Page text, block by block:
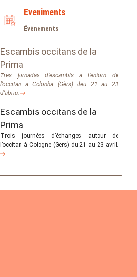
Eveniments
Événements
Escambis occitans de la
Prima
Tres jornadas d’escambis a l’entorn de
l’occitan a Colonha (Gèrs) deu 21 au 23
d’abriu.
Escambis occitans de la
Prima
Trois journées d’échanges autour de
l’occitan à Cologne (Gers) du 21 au 23 avril.